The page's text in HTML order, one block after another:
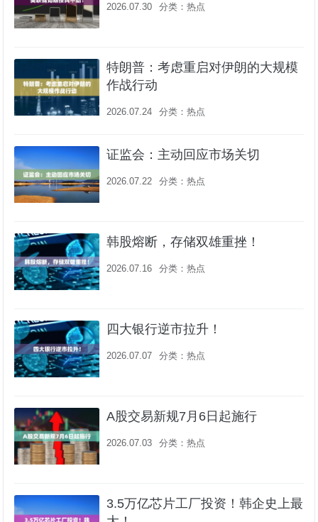
2026.07.30 分类：热点
特朗普：考虑重启对伊朗的大规模
作战行动
2026.07.24 分类：热点
证监会：主动回应市场关切
2026.07.22 分类：热点
韩股熔断，存储双雄重挫！
2026.07.16 分类：热点
四大银行逆市拉升！
2026.07.07 分类：热点
A股交易新规7月6日起施行
2026.07.03 分类：热点
3.5万亿芯片工厂投资！韩企史上最